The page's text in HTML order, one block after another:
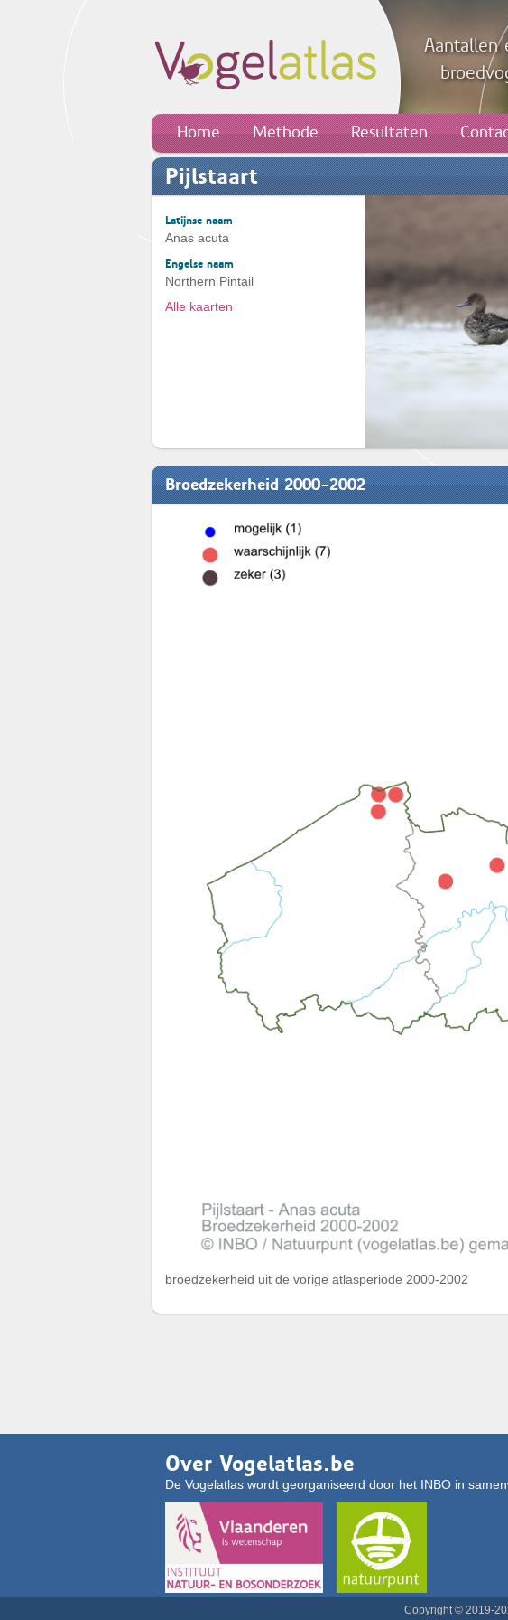
Aantallen
Home Methode Resultaten
Pijlstaart
Latijnse naam
Anas acuta
Engelse naam
Northern Pintail
Alle kaarten
Broedzekerheid 2000-2002
broedzekerheid uit de vorige atlasperiode 2000-2002
Over Vogelatlas.be
De Vogelatlas wordt georganiseerd door het INBO in
Copyright © 2019-